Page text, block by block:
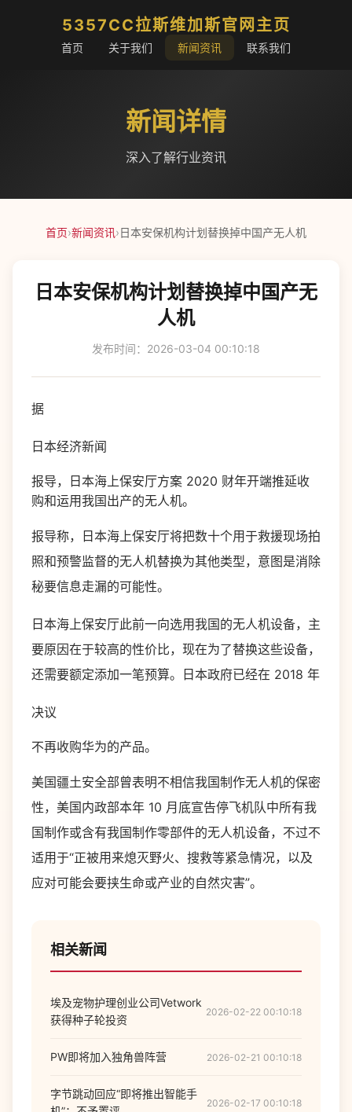
5357CC拉斯维加斯官网主页
首页 关于我们 新闻资讯 联系我们
新闻详情
深入了解行业资讯
首页›新闻资讯›日本安保机构计划替换掉中国产无人机
日本安保机构计划替换掉中国产无
人机
发布时间：2026-03-04 00:10:18
据
日本经济新闻
报导，日本海上保安厅方案 2020 财年开端推延收
购和运用我国出产的无人机。
报导称，日本海上保安厅将把数十个用于救援现场拍
照和预警监督的无人机替换为其他类型，意图是消除
秘要信息走漏的可能性。
日本海上保安厅此前一向选用我国的无人机设备，主
要原因在于较高的性价比，现在为了替换这些设备，
还需要额定添加一笔预算。日本政府已经在 2018 年
决议
不再收购华为的产品。
美国疆土安全部曾表明不相信我国制作无人机的保密
性，美国内政部本年 10 月底宣告停飞机队中所有我
国制作或含有我国制作零部件的无人机设备，不过不
适用于“正被用来熄灭野火、搜救等紧急情况，以及
应对可能会要挟生命或产业的自然灾害”。
相关新闻
埃及宠物护理创业公司Vetwork
获得种子轮投资
2026-02-22 00:10:18
PW即将加入独角兽阵营 2026-02-21 00:10:18
字节跳动回应“即将推出智能手
2026-02-17 00:10:18